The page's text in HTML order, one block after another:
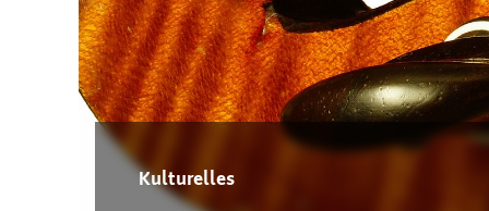
Kulturelles